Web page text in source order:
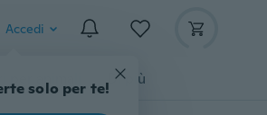
Accedi
solo per te!
per animali Di più